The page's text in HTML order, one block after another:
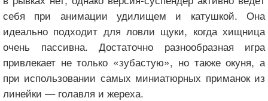
себя при анимации удилищем и катушкой. Она
идеально подходит для ловли щуки, когда хищница
очень пассивна. Достаточно разнообразная игра
привлекает не только «зубастую», но также окуня, а
при использовании самых миниатюрных приманок из
линейки — голавля и жереха.